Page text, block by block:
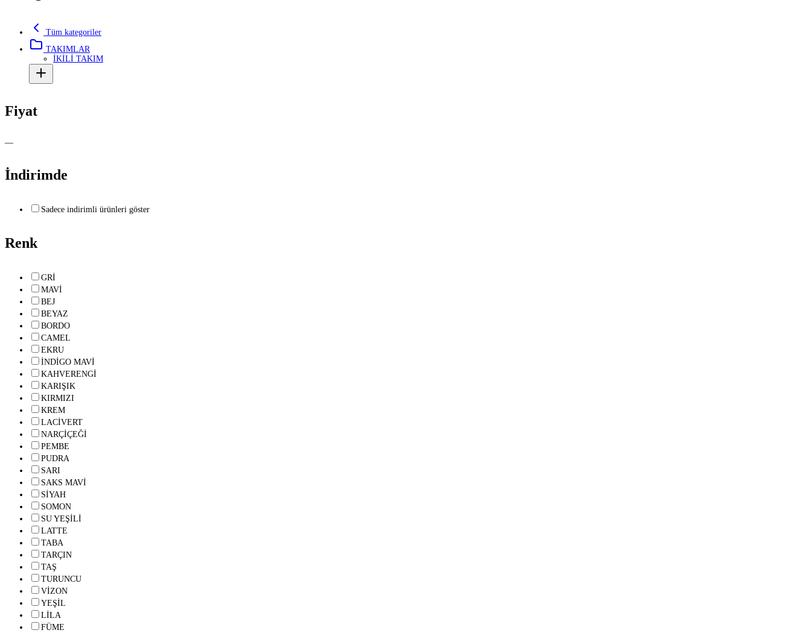
Tüm kategoriler
TAKIMLAR
İKİLİ TAKIM
Fiyat
—
İndirimde
Sadece indirimli ürünleri göster
Renk
GRİ
MAVİ
BEJ
BEYAZ
BORDO
CAMEL
EKRU
İNDİGO MAVİ
KAHVERENGİ
KARIŞIK
KIRMIZI
KREM
LACİVERT
NARÇİÇEĞİ
PEMBE
PUDRA
SARI
SAKS MAVİ
SİYAH
SOMON
SU YEŞİLİ
LATTE
TABA
TARÇIN
TAŞ
TURUNCU
VİZON
YEŞİL
LİLA
FÜME